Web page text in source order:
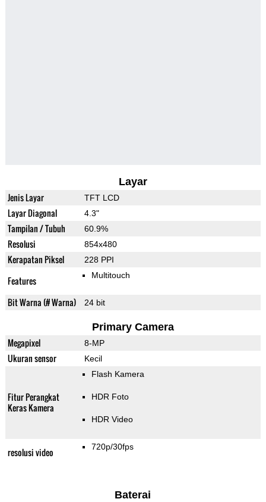
Layar
Jenis Layar TFT LCD
Layar Diagonal 4.3"
Tampilan / Tubuh 60.9%
Resolusi 854x480
Kerapatan Piksel 228 PPI
Features Multitouch
Bit Warna (# Warna) 24 bit
Primary Camera
Megapixel 8-MP
Ukuran sensor Kecil
Fitur Perangkat
Keras Kamera
Flash Kamera
HDR Foto
HDR Video
resolusi video 720p/30fps
Baterai